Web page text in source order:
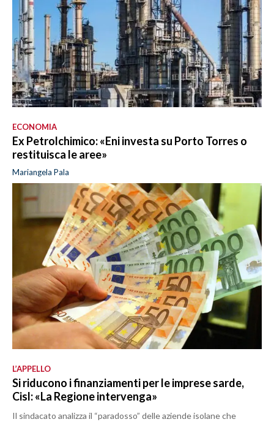
ECONOMIA
Ex Petrolchimico: «Eni investa su Porto Torres o
restituisca le aree»
Mariangela Pala
L’APPELLO
Si riducono i finanziamenti per le imprese sarde,
Cisl: «La Regione intervenga»
Il sindacato analizza il “paradosso” delle aziende isolane che